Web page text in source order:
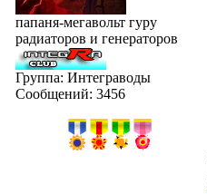
папаня-мегавольт гуру
радиаторов и генераторов
Группа: Интеграводы
Сообщений:3456